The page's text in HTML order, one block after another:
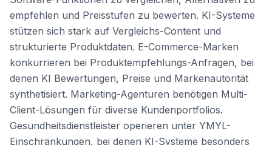
empfehlen und Preisstufen zu bewerten. KI-Systeme
stützen sich stark auf Vergleichs-Content und
strukturierte Produktdaten. E-Commerce-Marken
konkurrieren bei Produktempfehlungs-Anfragen, bei
denen KI Bewertungen, Preise und Markenautorität
synthetisiert. Marketing-Agenturen benötigen Multi-
Client-Lösungen für diverse Kundenportfolios.
Gesundheitsdienstleister operieren unter YMYL-
Einschränkungen, bei denen KI-Systeme besonders